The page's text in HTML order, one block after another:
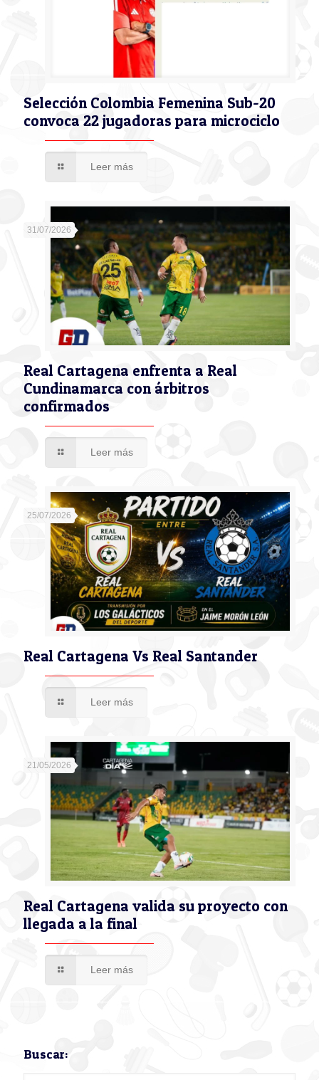
Selección Colombia Femenina Sub-20
convoca 22 jugadoras para microciclo
Leer más
31/07/2026
Real Cartagena enfrenta a Real
Cundinamarca con árbitros
confirmados
Leer más
25/07/2026
Real Cartagena Vs Real Santander
Leer más
21/05/2026
Real Cartagena valida su proyecto con
llegada a la final
Leer más
Buscar: